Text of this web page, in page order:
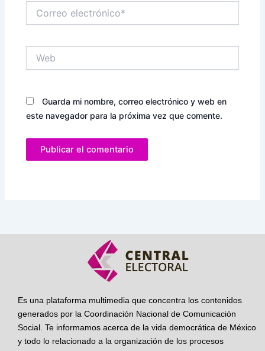
electrónico*
Guarda mi nombre, correo electrónico y web en
este navegador para la próxima vez que comente.
Es una plataforma multimedia que concentra los contenidos
generados por la Coordinación Nacional de Comunicación
Social. Te informamos acerca de la vida democrática de México
y todo lo relacionado a la organización de los procesos